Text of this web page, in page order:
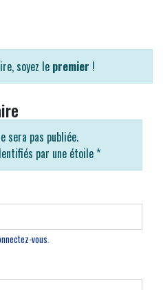
soyez le premier !
sera pas publiée.
par une étoile *
vous.